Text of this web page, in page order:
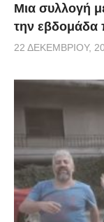
Μια συλλογή
την εβδομάδα
22 ΔΕΚΕΜΒΡΊΟΥ,